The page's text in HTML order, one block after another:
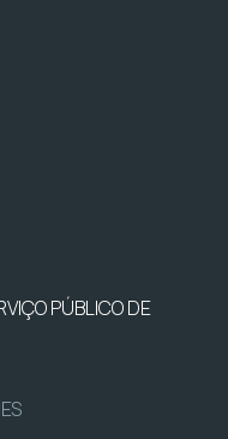
PÚBLICO DE